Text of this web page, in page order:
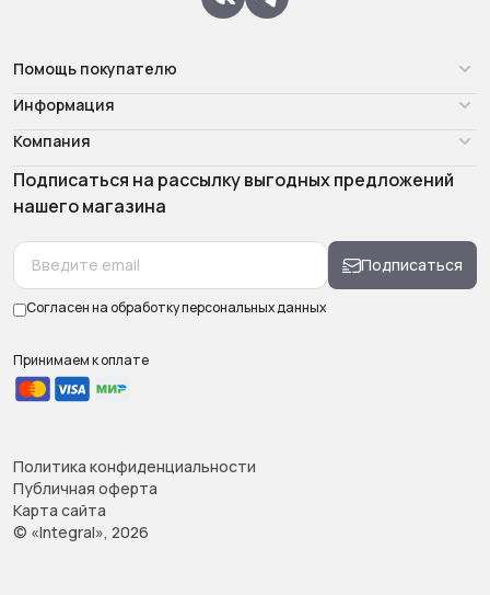
Помощь покупателю
Информация
Компания
Подписаться на рассылку выгодных предложений
нашего магазина
Подписаться
Согласен на обработкуперсональных данных
Принимаем к оплате
Политика конфиденциальности
Публичная оферта
Карта сайта
© «Integral», 2026